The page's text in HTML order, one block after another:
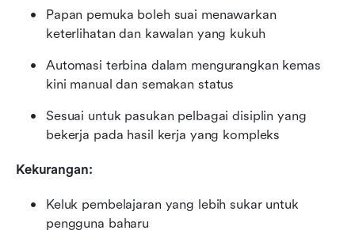
Papan pemuka boleh suai menawarkan
keterlihatan dan kawalan yang kukuh
Automasi terbina dalam mengurangkan kemas
kini manual dan semakan status
Sesuai untuk pasukan pelbagai disiplin yang
bekerja pada hasil kerja yang kompleks
Kekurangan:
Keluk pembelajaran yang lebih sukar untuk
pengguna baharu